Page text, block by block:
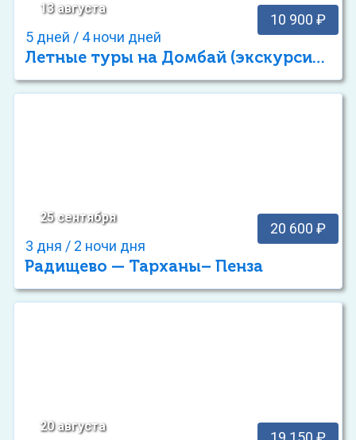
13 августа
10 900 ₽
5 дней / 4 ночи дней
Летные туры на Домбай (экскурсионный отдых)
25 сентября
20 600 ₽
3 дня / 2 ночи дня
Радищево — Тарханы– Пенза
20 августа